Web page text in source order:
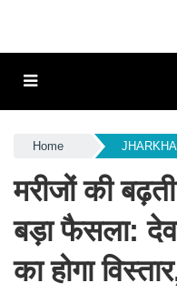
Home
मरीजों की
बड़ा फैसला:
का होगा